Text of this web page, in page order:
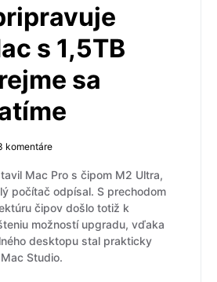
s 1,5TB
sa
komentáre
Mac Pro s čipom M2 Ultra,
počítač odpísal. S prechodom
čipov došlo totiž k
možností upgradu, vďaka
desktopu stal prakticky
Studio.